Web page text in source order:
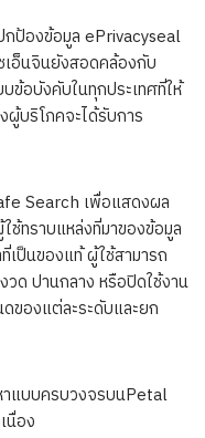
ป้องข้อมูล ePrivacyseal
เอ็นจินยังสอดคล้องกับ
ข้อบังคับในทุกประเทศที่ให้
ผู้บริโภคจะได้รับการ
Search เพื่อแสดงผล
ทราบแหล่งที่มาของข้อมูล
เป็นของแท้ ผู้ใช้สามารถ
วด ปานกลาง หรือปิดใช้งาน
ของแต่ละระดับและยก
แบบครบวงจรบนPetal
นื่อง